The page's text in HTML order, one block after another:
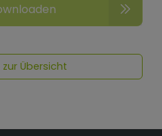
zur Übersicht